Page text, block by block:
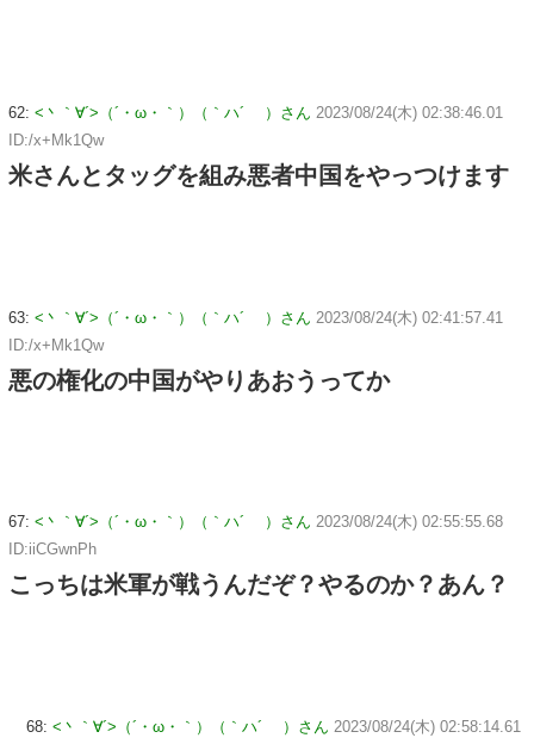
62: <丶｀∀´>（´・ω・｀）（｀ハ´ ）さん 2023/08/24(木) 02:38:46.01
ID:/x+Mk1Qw
米さんとタッグを組み悪者中国をやっつけます
63: <丶｀∀´>（´・ω・｀）（｀ハ´ ）さん 2023/08/24(木) 02:41:57.41
ID:/x+Mk1Qw
悪の権化の中国がやりあおうってか
67: <丶｀∀´>（´・ω・｀）（｀ハ´ ）さん 2023/08/24(木) 02:55:55.68
ID:iiCGwnPh
こっちは米軍が戦うんだぞ？やるのか？あん？
68: <丶｀∀´>（´・ω・｀）（｀ハ´ ）さん 2023/08/24(木) 02:58:14.61